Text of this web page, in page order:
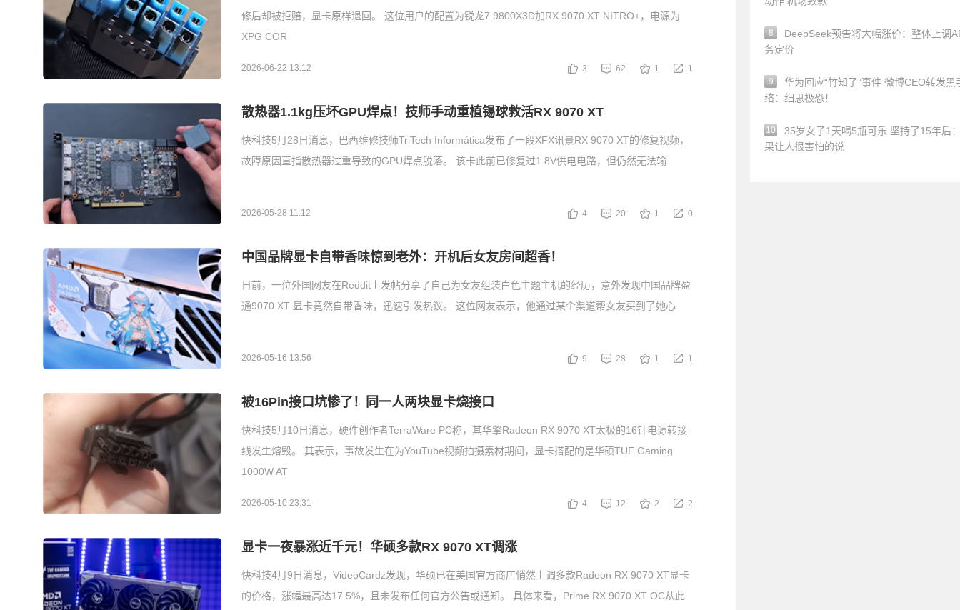
修后却被拒赔，显卡原样退回。 这位用户的配置为锐龙7 9800X3D加RX 9070 XT NITRO+，电源为
XPG COR
2026-06-22 13:12 3 62 1 1
散热器1.1kg压坏GPU焊点！技师手动重植锡球救活RX 9070 XT
快科技5月28日消息，巴西维修技师TriTech Informática发布了一段XFX讯景RX 9070 XT的修复视频，
故障原因直指散热器过重导致的GPU焊点脱落。 该卡此前已修复过1.8V供电电路，但仍然无法输
2026-05-28 11:12 4 20 1 0
中国品牌显卡自带香味惊到老外：开机后女友房间超香！
日前，一位外国网友在Reddit上发帖分享了自己为女友组装白色主题主机的经历，意外发现中国品牌盈
通9070 XT 显卡竟然自带香味，迅速引发热议。 这位网友表示，他通过某个渠道帮女友买到了她心
2026-05-16 13:56 9 28 1 1
被16Pin接口坑惨了！同一人两块显卡烧接口
快科技5月10日消息，硬件创作者TerraWare PC称，其华擎Radeon RX 9070 XT太极的16针电源转接
线发生熔毁。 其表示，事故发生在为YouTube视频拍摄素材期间，显卡搭配的是华硕TUF Gaming
1000W AT
2026-05-10 23:31 4 12 2 2
显卡一夜暴涨近千元！华硕多款RX 9070 XT调涨
快科技4月9日消息，VideoCardz发现，华硕已在美国官方商店悄然上调多款Radeon RX 9070 XT显卡
的价格，涨幅最高达17.5%，且未发布任何官方公告或通知。 具体来看，Prime RX 9070 XT OC从此
8
DeepSeek预告将大幅涨价：整体上调
务定价
9
华为回应“竹知了”事件 微博CEO转发黑
络：细思极恐！
10
35岁女子1天喝5瓶可乐 坚持了15年后
果让人很害怕的说